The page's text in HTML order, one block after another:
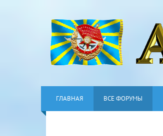
ГЛАВНАЯ ВСЕ ФОРУМЫ